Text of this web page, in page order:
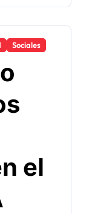
Sociales
el